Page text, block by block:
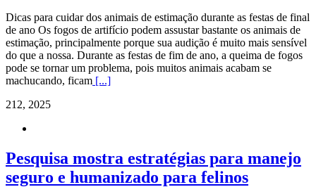
Dicas para cuidar dos animais de estimação durante as festas de final
de ano Os fogos de artifício podem assustar bastante os animais de
estimação, principalmente porque sua audição é muito mais sensível
do que a nossa. Durante as festas de fim de ano, a queima de fogos
pode se tornar um problema, pois muitos animais acabam se
machucando, ficam [...]
212, 2025
Pesquisa mostra estratégias para manejo
seguro e humanizado para felinos